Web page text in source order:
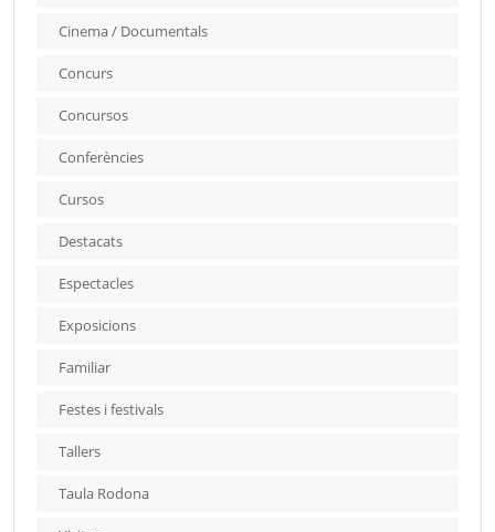
Cinema / Documentals
Concurs
Concursos
Conferències
Cursos
Destacats
Espectacles
Exposicions
Familiar
Festes i festivals
Tallers
Taula Rodona